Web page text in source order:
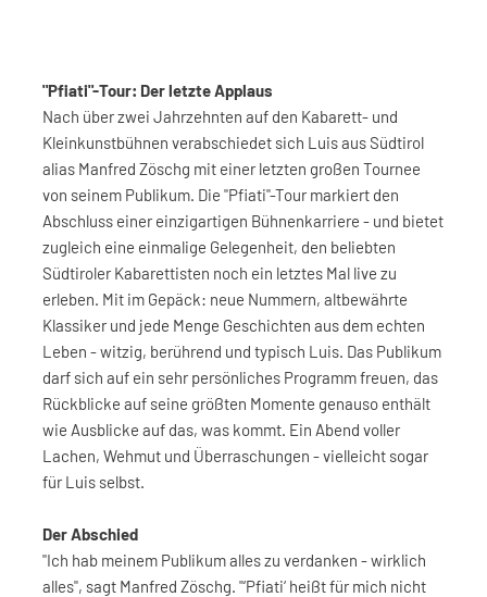
"Pfiati"-Tour: Der letzte Applaus
Nach über zwei Jahrzehnten auf den Kabarett- und
Kleinkunstbühnen verabschiedet sich Luis aus Südtirol
alias Manfred Zöschg mit einer letzten großen Tournee
von seinem Publikum. Die "Pfiati"-Tour markiert den
Abschluss einer einzigartigen Bühnenkarriere - und bietet
zugleich eine einmalige Gelegenheit, den beliebten
Südtiroler Kabarettisten noch ein letztes Mal live zu
erleben. Mit im Gepäck: neue Nummern, altbewährte
Klassiker und jede Menge Geschichten aus dem echten
Leben - witzig, berührend und typisch Luis. Das Publikum
darf sich auf ein sehr persönliches Programm freuen, das
Rückblicke auf seine größten Momente genauso enthält
wie Ausblicke auf das, was kommt. Ein Abend voller
Lachen, Wehmut und Überraschungen - vielleicht sogar
für Luis selbst.
Der Abschied
"Ich hab meinem Publikum alles zu verdanken - wirklich
alles", sagt Manfred Zöschg. "‘Pfiati‘ heißt für mich nicht